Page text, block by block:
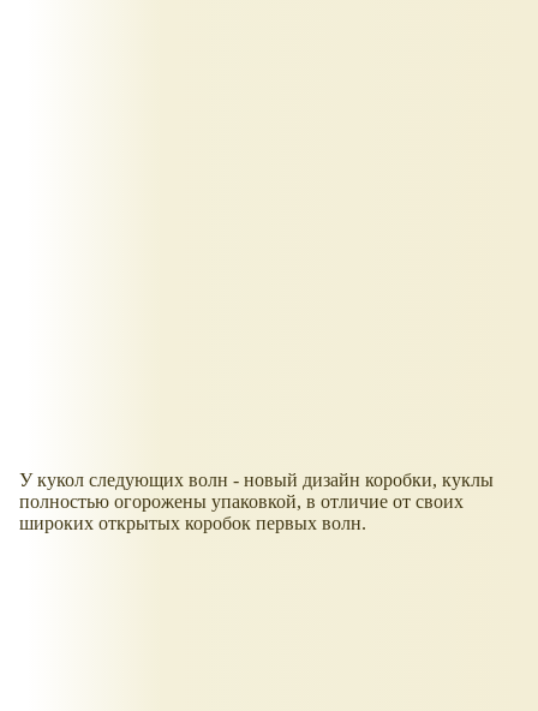
У кукол следующих волн - новый дизайн коробки, куклы
полностью огорожены упаковкой, в отличие от своих
широких открытых коробок первых волн.